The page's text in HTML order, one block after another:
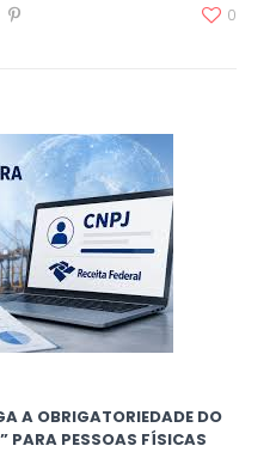
0
A OBRIGATORIEDADE DO
PARA PESSOAS FÍSICAS